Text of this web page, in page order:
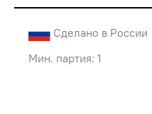
Сделано в России
Мин. партия: 1